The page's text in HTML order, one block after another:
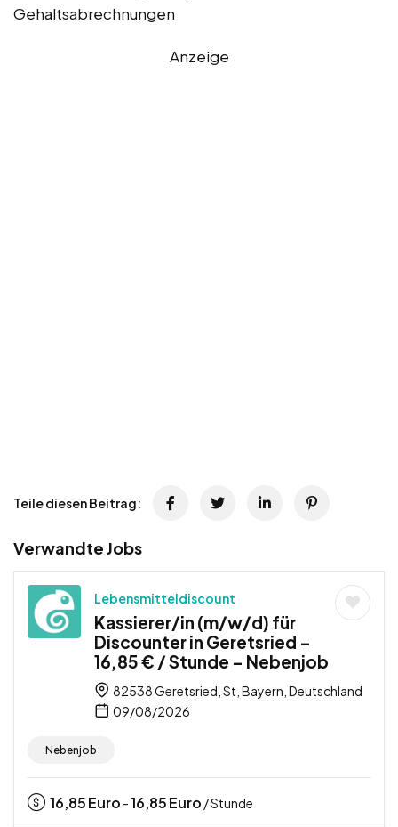
Gehaltsabrechnungen
Anzeige
Teile diesen Beitrag:
Verwandte Jobs
Lebensmitteldiscount
Kassierer/in (m/w/d) für
Discounter in Geretsried –
16,85 € / Stunde – Nebenjob
82538 Geretsried, St, Bayern, Deutschland
09/08/2026
Nebenjob
16,85Euro -16,85Euro / Stunde